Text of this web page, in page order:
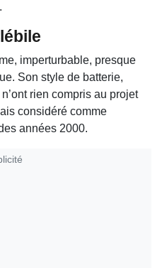
imperturbable, presque
Son style de batterie,
rien compris au projet
considéré comme
années 2000.